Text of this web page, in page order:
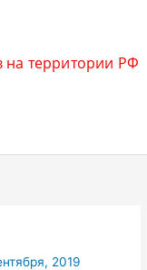
на территории РФ
2019